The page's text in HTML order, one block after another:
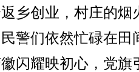
乡创业，村庄的烟
警们依然忙碌在田
闪耀映初心，党旗